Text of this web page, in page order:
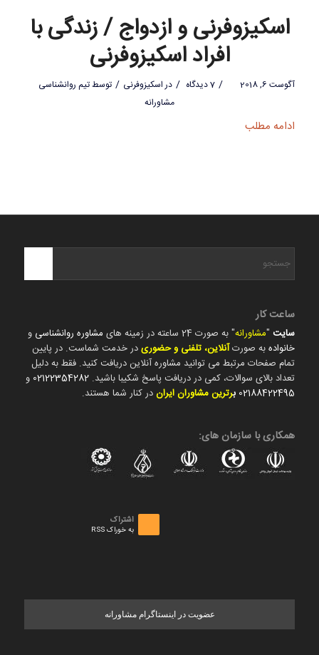
اسکیزوفرنی و ازدواج / زندگی با
افراد اسکیزوفرنی
آگوست 6, 2018 / 7 دیدگاه / در اسکیزوفرنی / توسطتیم روانشناسی
مشاورانه
ادامه مطلب
ساعت کار
سایت"مشاورانه" به صورت 24 ساعته در زمینه های مشاوره روانشناسی و
خانوادهبه صورتآنلاین، تلفنی و حضوریدر خدمت شماست. در پایین
تمام صفحات مرتبط می توانید مشاوره آنلاین دریافت کنید. فقط به دلیل
تعداد بالای سوالات، کمی در دریافت پاسخ شکیبا باشید. 02122354282 و
02188422495 برترین مشاوران ایراندر کنار شما هستند.
همکاری با سازمان های:
اشتراک
به خوراک RSS
عضویت در اینستاگرام مشاورانه